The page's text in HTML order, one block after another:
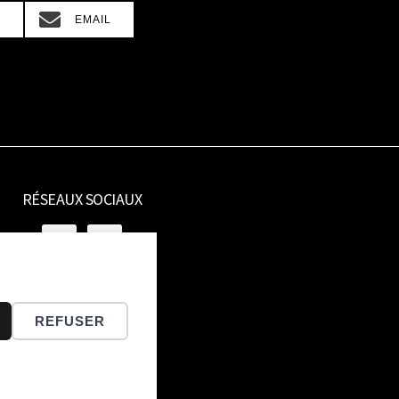
REFUSER
SHARE
EMAIL
RÉSEAUX SOCIAUX